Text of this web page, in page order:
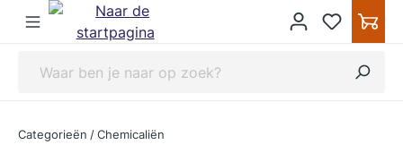
Categorieën / Chemicaliën